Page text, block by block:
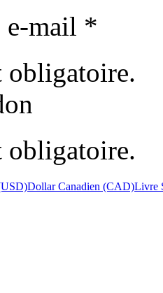
e-mail *
obligatoire.
obligatoire.
Dollar Canadien (CAD)Livre